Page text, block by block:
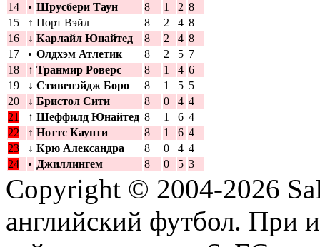
14
• Шрусбери Таун 8 1 2 8
15
↑ Порт Вэйл 8 2 4 8
16
↓ Карлайл Юнайтед 8 2 4 8
17
• Олдхэм Атлетик 8 2 5 7
18
↑ Транмир Роверс 8 1 4 6
19
↓ Стивенэйдж Боро 8 1 5 5
20
↓ Бристол Сити 8 0 4 4
21
↑ Шеффилд Юнайтед 8 1 6 4
22
↑ Ноттс Каунти 8 1 6 4
23
↓ Крю Александра 8 0 4 4
24
• Джиллингем 8 0 5 3
Copyright © 2004-2026
английский футбол. При